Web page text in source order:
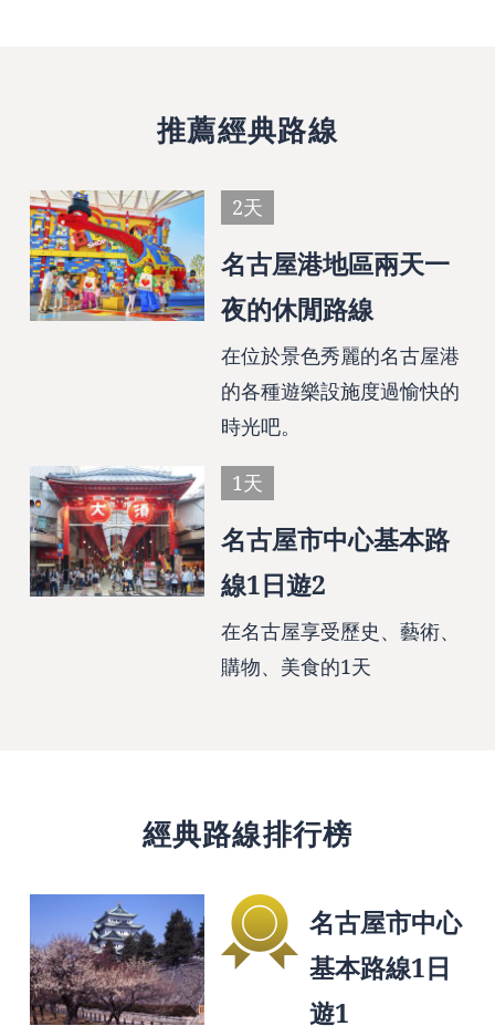
推薦經典路線
2天
名古屋港地區兩天一
夜的休閒路線
在位於景色秀麗的名古屋港
的各種遊樂設施度過愉快的
時光吧。
1天
名古屋市中心基本路
線1日遊2
在名古屋享受歷史、藝術、
購物、美食的1天
經典路線排行榜
名古屋市中心
基本路線1日
遊1